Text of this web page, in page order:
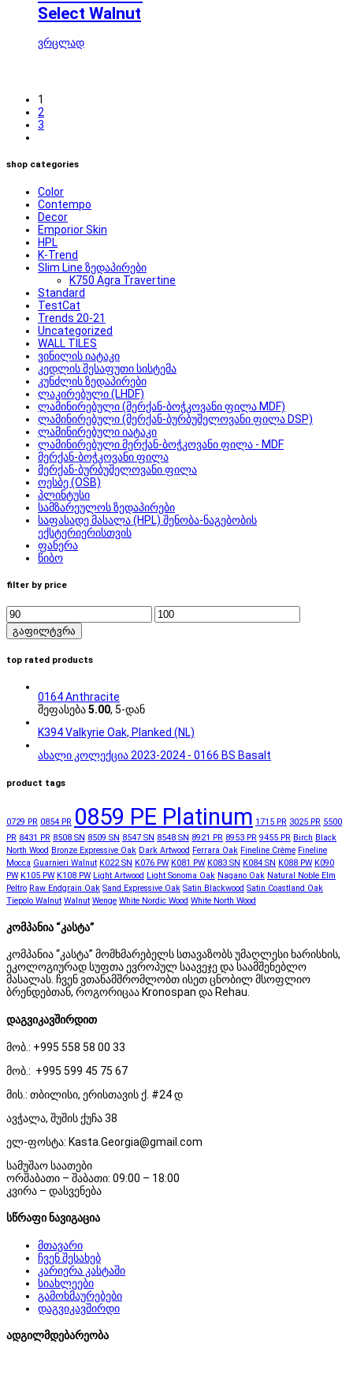
Select Walnut
ვრცლად
1
2
3
shop categories
Color
Contempo
Decor
Emporior Skin
HPL
K-Trend
Slim Line ზედაპირები
K750 Agra Travertine
Standard
TestCat
Trends 20-21
Uncategorized
WALL TILES
ვინილის იატაკი
კედლის შესაფუთი სისტემა
კუნძლის ზედაპირები
ლაკირებული (LHDF)
ლამინირებული (მერქან-ბოჭკოვანი ფილა MDF)
ლამინირებული (მერქან-ბურბუშელოვანი ფილა DSP)
ლამინირებული იატაკი
ლამინირებული მერქან-ბოჭკოვანი ფილა - MDF
მერქან-ბოჭკოვანი ფილა
მერქან-ბურბუშელოვანი ფილა
ოესბე (OSB)
პლინტუსი
სამზარეულოს ზედაპირები
საფასადე მასალა (HPL) შენობა-ნაგებობის
ექსტერიერისთვის
ფანერა
წიბო
filter by price
გაფილტვრა
top rated products
0164 Anthracite
შეფასება5.00, 5-დან
K394 Valkyrie Oak, Planked (NL)
ახალი კოლექცია 2023-2024 - 0166 BS Basalt
product tags
0729 PR 0854 PR 0859 PE Platinum 1715 PR 3025 PR 5500
PR 8431 PR 8508 SN 8509 SN 8547 SN 8548 SN 8921 PR 8953 PR 9455 PR Birch Black
North Wood Bronze Expressive Oak Dark Artwood Ferrara Oak Fineline Crème Fineline
Mocca Guarnieri Walnut K022 SN K076 PW K081 PW K083 SN K084 SN K088 PW K090
PW K105 PW K108 PW Light Artwood Light Sonoma Oak Nagano Oak Natural Noble Elm
Peltro Raw Endgrain Oak Sand Expressive Oak Satin Blackwood Satin Coastland Oak
Tiepolo Walnut Walnut Wenge White Nordic Wood White North Wood
კომპანია “კასტა”
კომპანია “კასტა” მომხმარებელს სთავაზობს უმაღლესი ხარისხის,
ეკოლოგიურად სუფთა ევროპულ საავეჯე და საამშენებლო
მასალას. ჩვენ ვთანამშრომლობთ ისეთ ცნობილ მსოფლიო
ბრენდებთან, როგორიცაა Kronospan და Rehau.
დაგვიკავშირდით
მობ.: +995 558 58 00 33
მობ.: +995 599 45 75 67
მის.: თბილისი, ერისთავის ქ. #24 დ
ავჭალა, შუშის ქუჩა 38
ელ-ფოსტა: Kasta.Georgia@gmail.com
სამუშაო საათები
ორშაბათი – შაბათი: 09:00 – 18:00
კვირა – დასვენება
სწრაფი ნავიგაცია
მთავარი
ჩვენ შესახებ
კარიერა კასტაში
სიახლეები
გამოხმაურებები
დაგვიკავშირდი
ადგილმდებარეობა